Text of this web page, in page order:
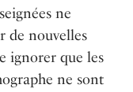
ne
de nouvelles
ignorer que les
ne sont